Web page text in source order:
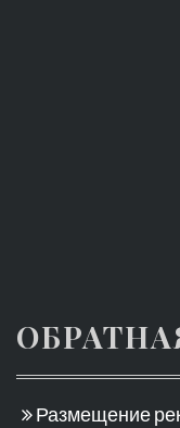
Размещение